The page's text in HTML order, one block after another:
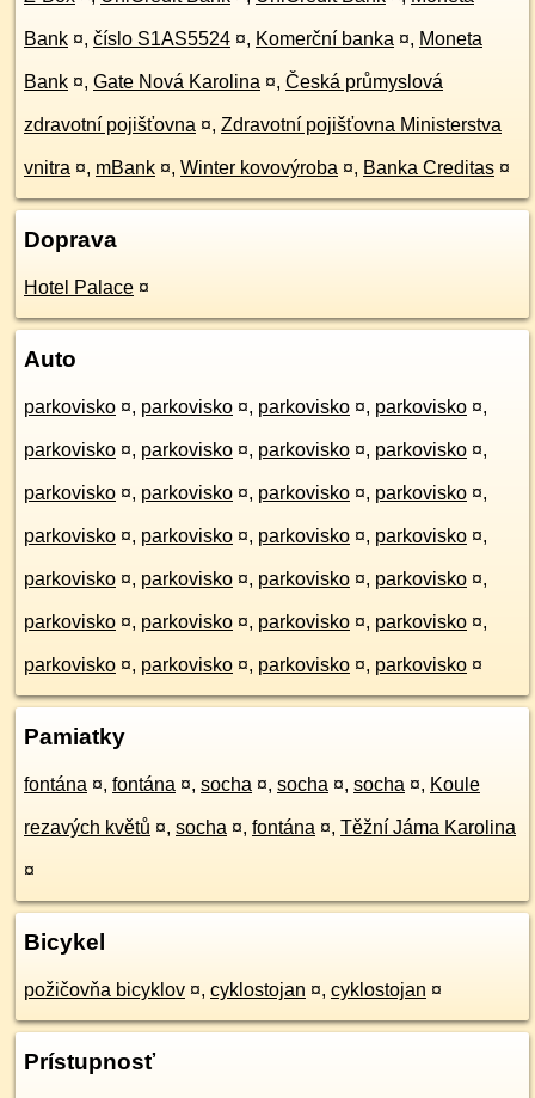
Bank ¤, číslo S1AS5524 ¤, Komerční banka ¤, Moneta
Bank ¤, Gate Nová Karolina ¤, Česká průmyslová
zdravotní pojišťovna ¤, Zdravotní pojišťovna Ministerstva
vnitra ¤, mBank ¤, Winter kovovýroba ¤, Banka Creditas ¤
Doprava
Hotel Palace ¤
Auto
parkovisko ¤, parkovisko ¤, parkovisko ¤, parkovisko ¤,
parkovisko ¤, parkovisko ¤, parkovisko ¤, parkovisko ¤,
parkovisko ¤, parkovisko ¤, parkovisko ¤, parkovisko ¤,
parkovisko ¤, parkovisko ¤, parkovisko ¤, parkovisko ¤,
parkovisko ¤, parkovisko ¤, parkovisko ¤, parkovisko ¤,
parkovisko ¤, parkovisko ¤, parkovisko ¤, parkovisko ¤,
parkovisko ¤, parkovisko ¤, parkovisko ¤, parkovisko ¤
Pamiatky
fontána ¤, fontána ¤, socha ¤, socha ¤, socha ¤, Koule
rezavých květů ¤, socha ¤, fontána ¤, Těžní Jáma Karolina
¤
Bicykel
požičovňa bicyklov ¤, cyklostojan ¤, cyklostojan ¤
Prístupnosť